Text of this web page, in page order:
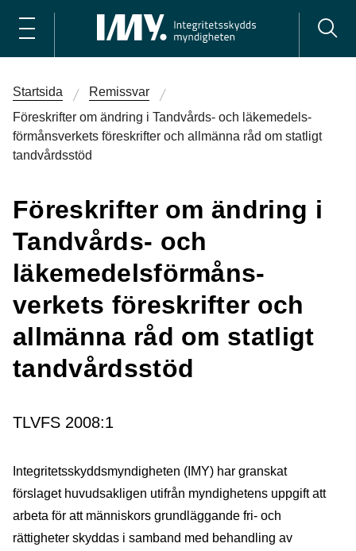
Startsida
Remissvar
Föreskrifter om ändring i Tandvårds- och läkemedels­
förmåns­verkets föreskrifter och allmänna råd om statligt
tand­vårds­stöd
Föreskrifter om ändring i
Tandvårds- och
läkemedels­förmåns­
verkets föreskrifter och
allmänna råd om statligt
tand­vårds­stöd
TLVFS 2008:1
Integritetsskyddsmyndigheten (IMY) har granskat
förslaget huvudsakligen utifrån myndighetens uppgift att
arbeta för att människors grundläggande fri- och
rättigheter skyddas i samband med behandling av